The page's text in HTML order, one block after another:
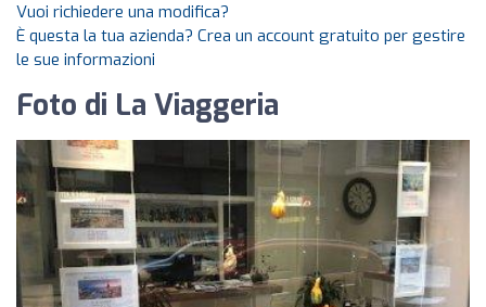
Vuoi richiedere una modifica?
È questa la tua azienda? Crea un account gratuito per gestire
le sue informazioni
Foto di La Viaggeria